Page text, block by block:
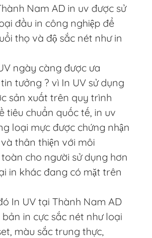
Nam AD in uv được sử
đầu in công nghiệp để
thọ và độ sắc nét như in
ngày càng được ưa
tưởng ? vì In UV sử dụng
sản xuất trên quy trình
tiêu chuẩn quốc tế, in uv
loại mực được chứng nhận
thân thiện với môi
cho người sử dụng hơn
in khác đang có mặt trên
In UV tại Thành Nam AD
in cực sắc nét như loại
màu sắc trung thực,